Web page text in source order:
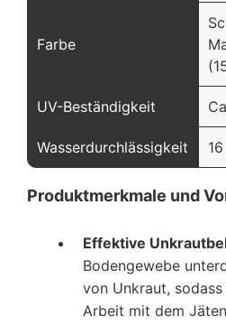
Farbe
UV-Beständigkeit
Wasserdurchlässigkeit
Produktmerkmale und
Effektive
Bodengewebe
von Unkraut,
Arbeit mit dem